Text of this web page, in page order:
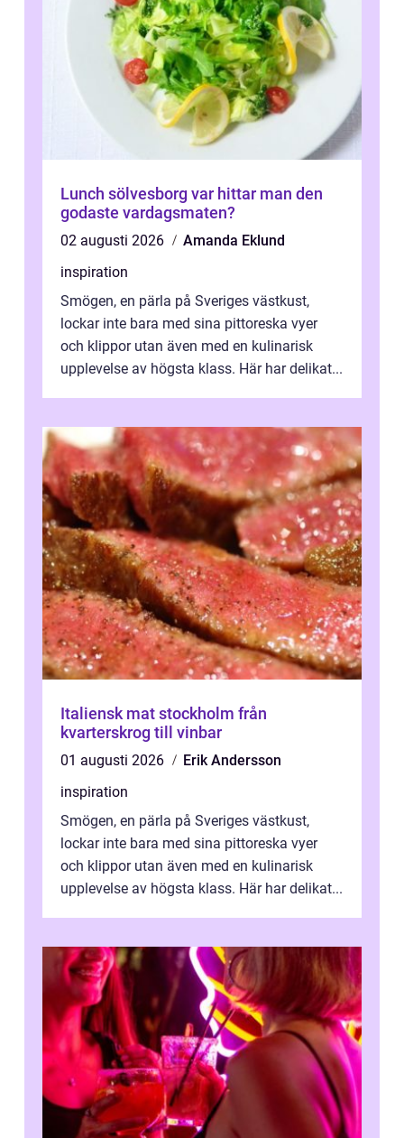
Lunch sölvesborg var hittar man den
godaste vardagsmaten?
02 augusti 2026
Amanda Eklund
inspiration
Smögen, en pärla på Sveriges västkust,
lockar inte bara med sina pittoreska vyer
och klippor utan även med en kulinarisk
upplevelse av högsta klass. Här har delikat...
Italiensk mat stockholm från
kvarterskrog till vinbar
01 augusti 2026
Erik Andersson
inspiration
Smögen, en pärla på Sveriges västkust,
lockar inte bara med sina pittoreska vyer
och klippor utan även med en kulinarisk
upplevelse av högsta klass. Här har delikat...